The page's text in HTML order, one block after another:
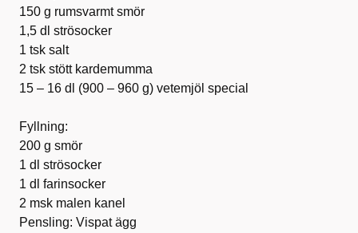
150 g rumsvarmt smör
1,5 dl strösocker
1 tsk salt
2 tsk stött kardemumma
15 – 16 dl (900 – 960 g) vetemjöl special
Fyllning:
200 g smör
1 dl strösocker
1 dl farinsocker
2 msk malen kanel
Pensling: Vispat ägg